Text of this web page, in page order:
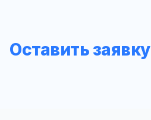
Оставить заявку